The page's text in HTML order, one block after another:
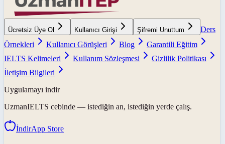
Ücretsiz Üye Ol Kullanıcı Girişi Şifremi Unuttum
Ders
Örnekleri
Kullanıcı Görüşleri Blog
Garantili Eğitim
IELTS Kelimeleri
Kullanım Sözleşmesi
Gizlilik Politikası
İletişim Bilgileri
Uygulamayı indir
UzmanIELTS cebinde — istediğin an, istediğin yerde çalış.
İndirApp Store